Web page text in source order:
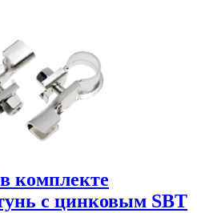
комплекте
с цинковым SBT